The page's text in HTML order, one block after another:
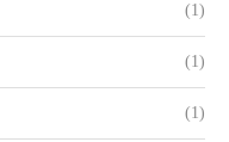
(1)
(1)
(1)